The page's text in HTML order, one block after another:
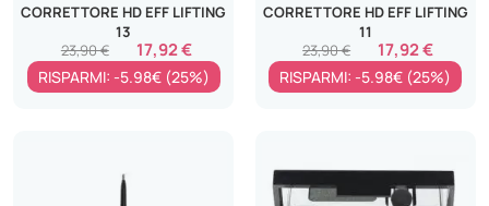
CORRETTORE HD EFF LIFTING
13
17,92 €
23,90 €
RISPARMI: -5.98€ (25%)
CORRETTORE HD EFF LIFTING
11
17,92 €
23,90 €
RISPARMI: -5.98€ (25%)